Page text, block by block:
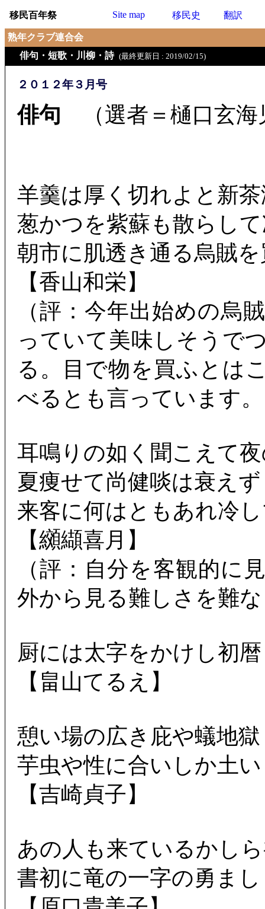
移民百年祭 Site map 移民史 翻訳
熟年クラブ連合会
俳句・短歌・川柳・詩 (最終更新日 : 2019/02/15)
２０１２年３月号
俳句 （選者＝樋口玄海
羊羹は厚く切れよと新
葱かつを紫蘇も散らし
朝市に肌透き通る烏賊
【香山和栄】
（評：今年出始めの烏
っていて美味しそうで
る。目で物を買ふとは
べるとも言っています
耳鳴りの如く聞こえて
夏痩せて尚健啖は衰えず
来客に何はともあれ冷
【纐纈喜月】
（評：自分を客観的に
外から見る難しさを難
厨には太字をかけし初暦
【畠山てるえ】
憩い場の広き庇や蟻地獄
芋虫や性に合いしか土
【吉崎貞子】
あの人も来ているかし
書初に竜の一字の勇ま